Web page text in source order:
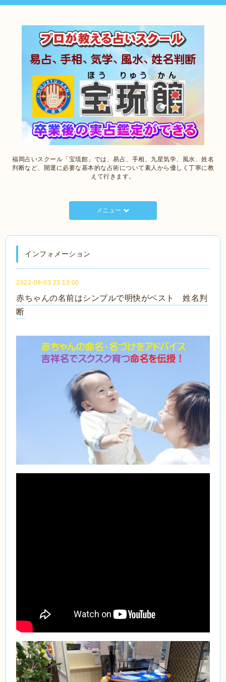
福岡占いスクール「宝琉館」では、易占、手相、九星気学、風水、姓名
判断など、開運に必要な基本的な占術について素人から優しく丁寧に教
えて行きます。
メニュー
インフォメーション
2022-09-03 23:13:00
赤ちゃんの名前はシンプルで明快がベスト 姓名判
断